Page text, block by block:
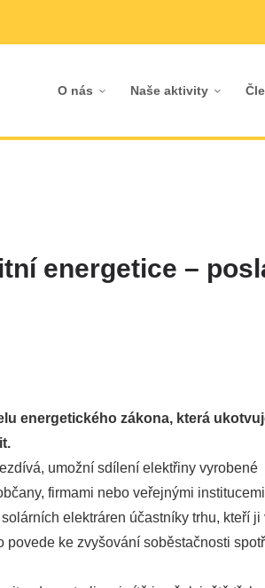
O nás Naše aktivity
energetice –
energetického zákona, která
umožní sdílení elektřiny vyrobené
firmami nebo veřejnými
elektráren účastníky trhu, kteří ji
ke zvyšování soběstačnosti